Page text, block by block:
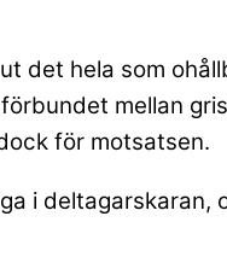
det hela som
mellan
för motsatsen.
i